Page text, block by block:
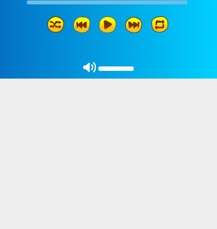
Как гена и Чебурашка в отпуск собирались